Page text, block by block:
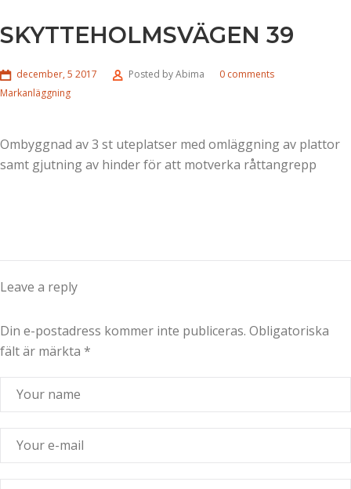
SKYTTEHOLMSVÄGEN 39
december, 5 2017 Posted byAbima
0 comments
Markanläggning
Ombyggnad av 3 st uteplatser med omläggning av plattor
samt gjutning av hinder för att motverka råttangrepp
Leave a reply
Din e-postadress kommer inte publiceras. Obligatoriska
fält är märkta *